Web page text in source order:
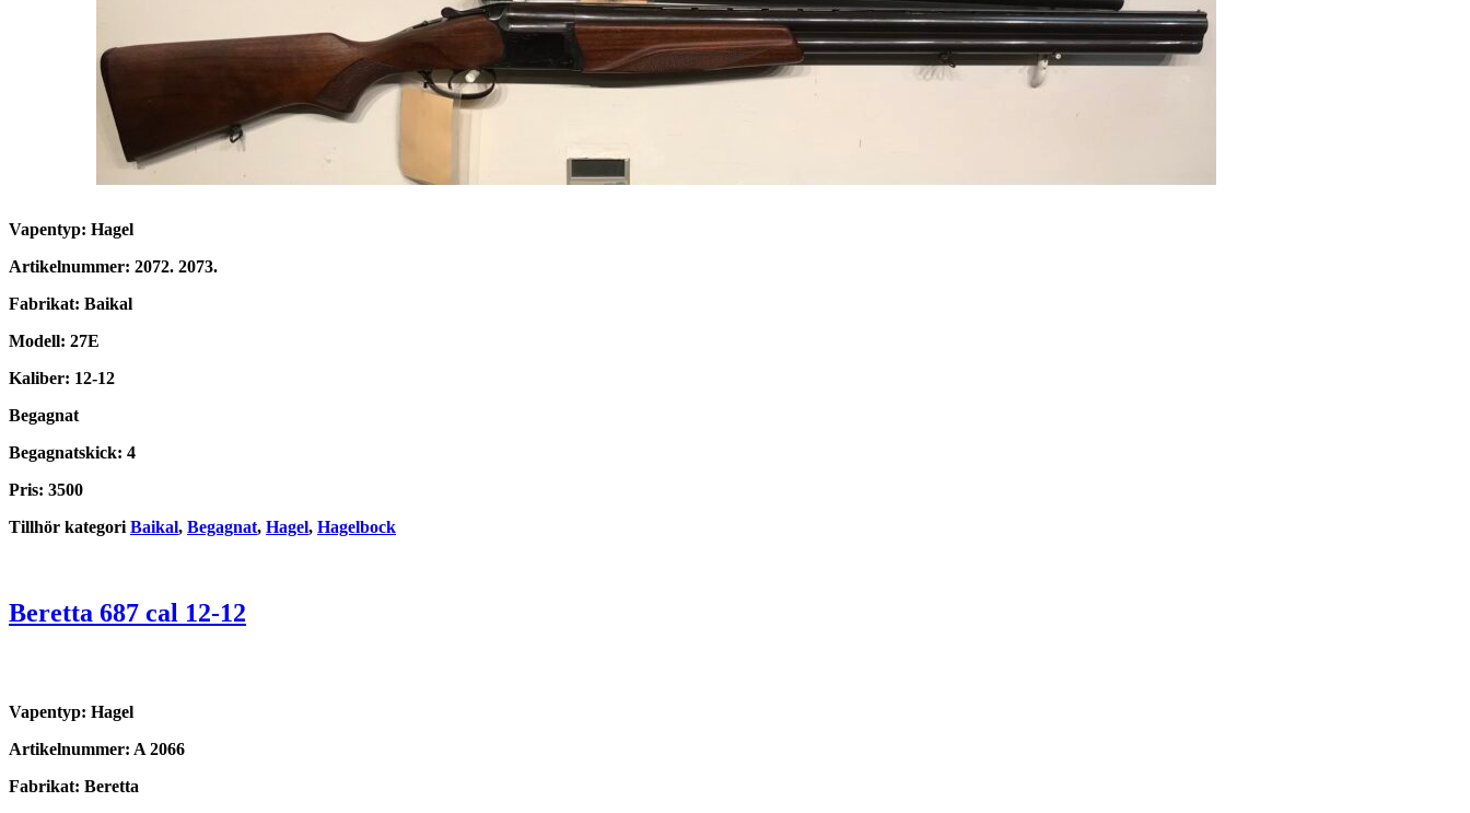
Vapentyp: Hagel
Artikelnummer: 2072. 2073.
Fabrikat: Baikal
Modell: 27E
Kaliber: 12-12
Begagnat
Begagnatskick: 4
Pris: 3500
Tillhör kategori Baikal, Begagnat, Hagel, Hagelbock
Beretta 687 cal 12-12
Vapentyp: Hagel
Artikelnummer: A 2066
Fabrikat: Beretta